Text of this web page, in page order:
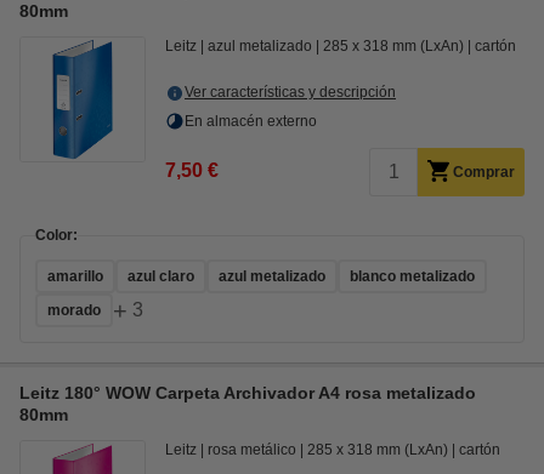
80mm
Leitz azul metalizado 285 x 318 mm (LxAn) cartón
Ver características y descripción
En almacén externo
7,50 € Comprar
Color:
amarillo azul claro azul metalizado
blanco metalizado
morado
+ 3
Leitz 180° WOW Carpeta Archivador A4 rosa metalizado
80mm
Leitz rosa metálico 285 x 318 mm (LxAn) cartón